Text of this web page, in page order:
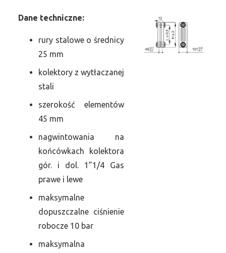
Dane techniczne:
rury stalowe o średnicy
25 mm
kolektory z wytłaczanej
stali
szerokość elementów
45 mm
nagwintowania na
końcówkach kolektora
gór. i dol. 1”1/4 Gas
prawe i lewe
maksymalne
dopuszczalne ciśnienie
robocze 10 bar
maksymalna